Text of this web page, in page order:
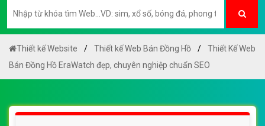
Thiết kế Website Thiết kế Web Bán Đồng Hồ
Thiết Kế Web
Bán Đồng Hồ EraWatch đẹp, chuyên nghiệp chuẩn SEO